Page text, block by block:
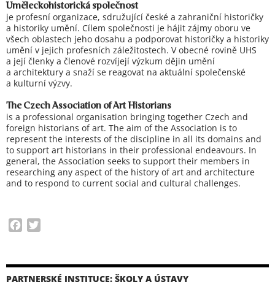
Uměleckohistorická společnost
je profesní organizace, sdružující české a zahraniční historičky
a historiky umění. Cílem společnosti je hájit zájmy oboru ve
všech oblastech jeho dosahu a podporovat historičky a historiky
umění v jejich profesních záležitostech. V obecné rovině UHS
a její členky a členové rozvíjejí výzkum dějin umění
a architektury a snaží se reagovat na aktuální společenské
a kulturní výzvy.
The Czech Association of Art Historians
is a professional organisation bringing together Czech and
foreign historians of art. The aim of the Association is to
represent the interests of the discipline in all its domains and
to support art historians in their professional endeavours. In
general, the Association seeks to support their members in
researching any aspect of the history of art and architecture
and to respond to current social and cultural challenges.
e
b
t
t
PARTNERSKÉ INSTITUCE: ŠKOLY A ÚSTAVY